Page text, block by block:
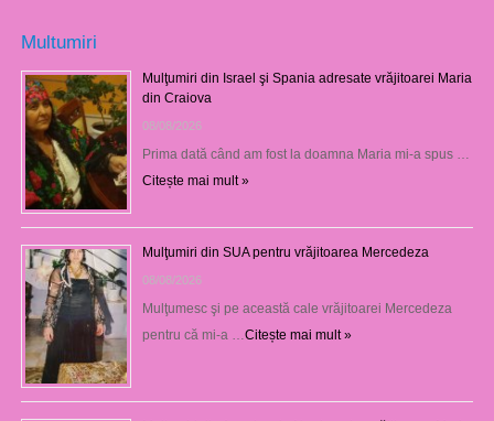
Multumiri
Mulţumiri din Israel şi Spania adresate vrăjitoarei Maria
din Craiova
08/08/2026
Prima dată când am fost la doamna Maria mi-a spus …
Citește mai mult »
Mulţumiri din SUA pentru vrăjitoarea Mercedeza
08/08/2026
Mulţumesc şi pe această cale vrăjitoarei Mercedeza
pentru că mi-a …Citește mai mult »